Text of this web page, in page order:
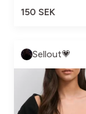
150 SEK
Sellout💗